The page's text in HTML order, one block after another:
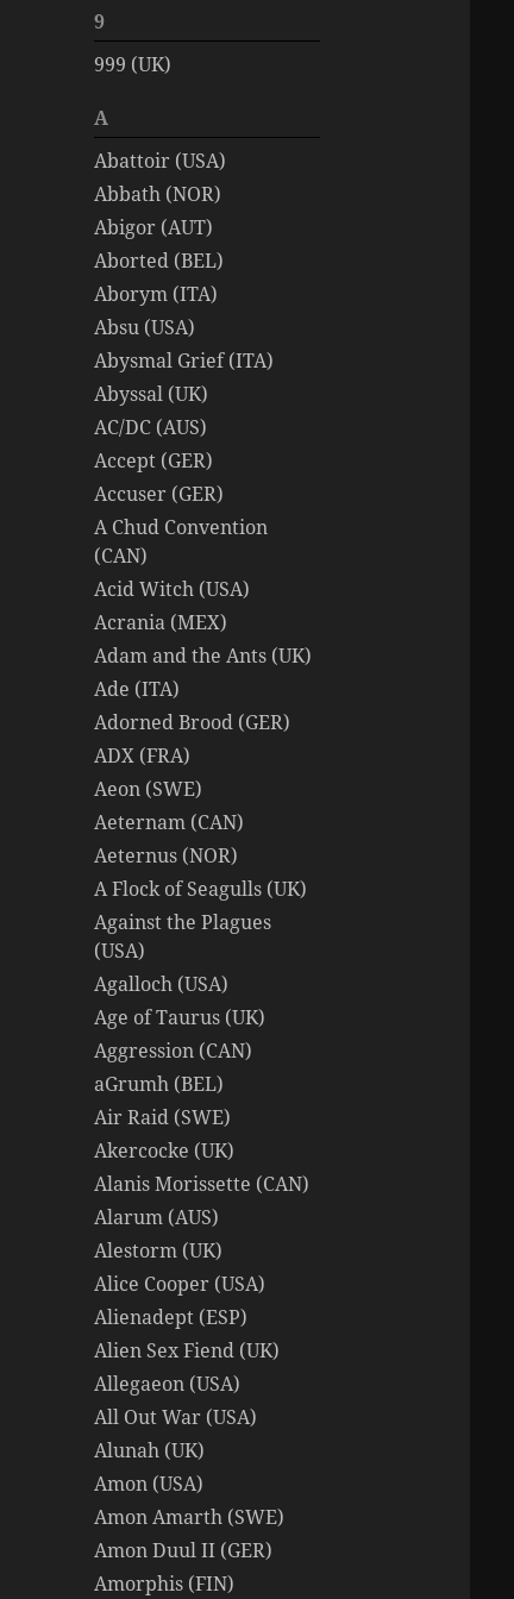
9
999 (UK)
A
Abattoir (USA)
Abbath (NOR)
Abigor (AUT)
Aborted (BEL)
Aborym (ITA)
Absu (USA)
Abysmal Grief (ITA)
Abyssal (UK)
AC/DC (AUS)
Accept (GER)
Accuser (GER)
A Chud Convention
(CAN)
Acid Witch (USA)
Acrania (MEX)
Adam and the Ants (UK)
Ade (ITA)
Adorned Brood (GER)
ADX (FRA)
Aeon (SWE)
Aeternam (CAN)
Aeternus (NOR)
A Flock of Seagulls (UK)
Against the Plagues
(USA)
Agalloch (USA)
Age of Taurus (UK)
Aggression (CAN)
aGrumh (BEL)
Air Raid (SWE)
Akercocke (UK)
Alanis Morissette (CAN)
Alarum (AUS)
Alestorm (UK)
Alice Cooper (USA)
Alienadept (ESP)
Alien Sex Fiend (UK)
Allegaeon (USA)
All Out War (USA)
Alunah (UK)
Amon (USA)
Amon Amarth (SWE)
Amon Duul II (GER)
Amorphis (FIN)